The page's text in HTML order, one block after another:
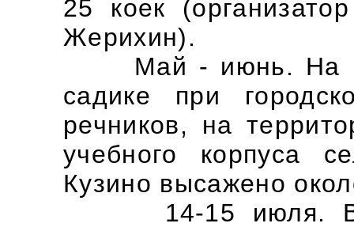
25 коек
Жерихин).
Май - июнь. На
садике при
речников, на
учебного корпуса
Кузино высажено
14-15 июля. В